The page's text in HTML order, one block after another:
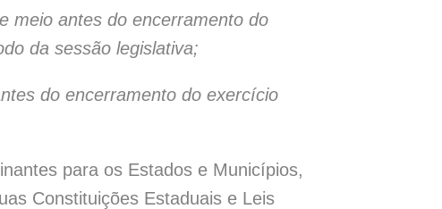
meio antes do encerramento do
da sessão legislativa;
do encerramento do exercício
para os Estados e Municípios,
Constituições Estaduais e Leis